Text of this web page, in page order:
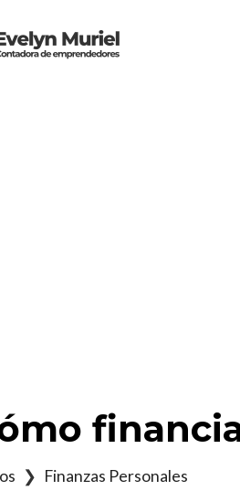
❯ Finanzas Personales